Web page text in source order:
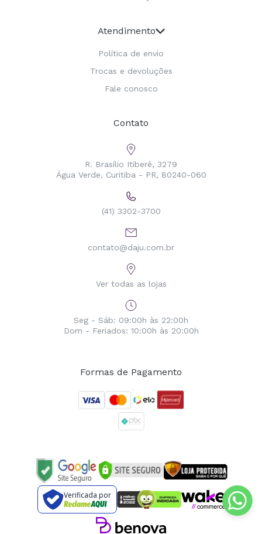
Atendimento
Política de envio
Trocas e devoluções
Fale conosco
Contato
R. Brasílio Itiberê, 3279
Água Verde, Curitiba - PR, 80240-060
(41) 3302-3700
contato@daju.com.br
Ver todas as lojas
Seg - Sáb: 09:00h às 22:00h
Dom - Feriados: 10:00h às 20:00h
Formas de Pagamento
Verificada por